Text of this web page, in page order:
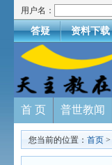
用户名：
答疑 资料下载
首 页 普世教闻
您当前的位置： 首页 >